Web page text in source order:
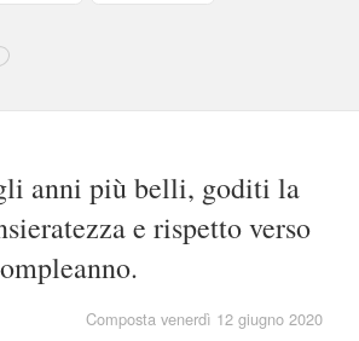
anni più belli, goditi la
e rispetto verso
Composta venerdì 12 giugno 2020